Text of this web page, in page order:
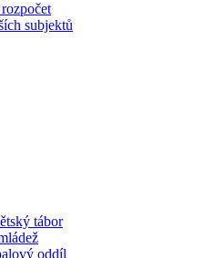
subjektů
tábor
oddíl